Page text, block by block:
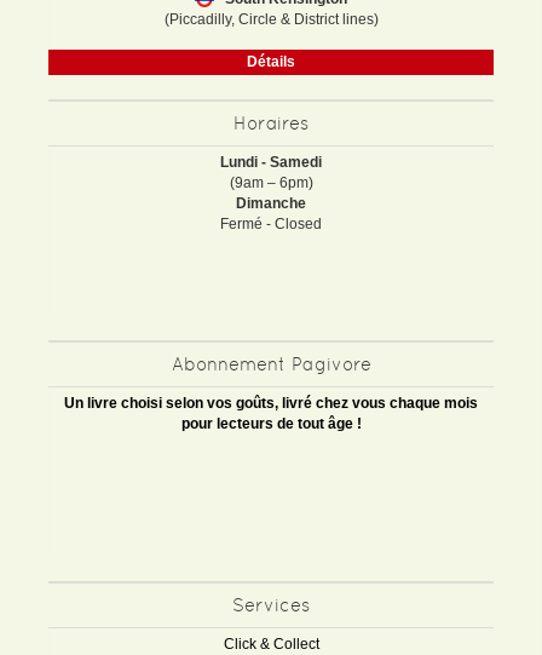
(Piccadilly, Circle & District lines)
Détails
Horaires
Lundi - Samedi
(9am – 6pm)
Dimanche
Fermé - Closed
Abonnement Pagivore
Un livre choisi selon vos goûts, livré chez vous chaque mois
pour lecteurs de tout âge !
Services
Click & Collect